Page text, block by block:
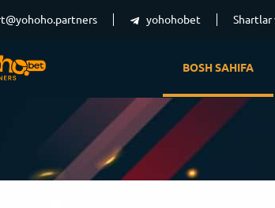
yohohobet Shartlar
BOSH SAHIFA